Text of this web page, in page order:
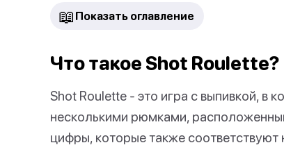
📖 Показать оглавление
Что такое Shot Roulette?
Shot Roulette - это игра с выпивкой, в
несколькими рюмками,
цифры, которые также